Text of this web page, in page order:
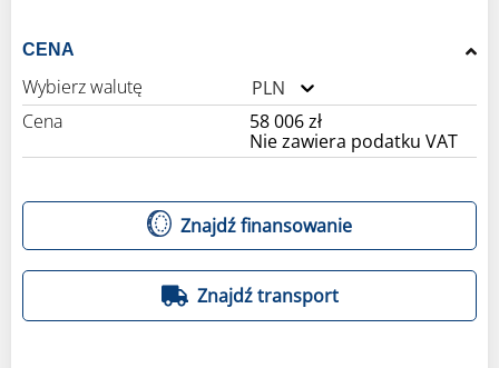
CENA
Wybierz walutę
PLN
Cena
58 006 zł
Nie zawiera podatku VAT
Znajdź finansowanie
Znajdź transport